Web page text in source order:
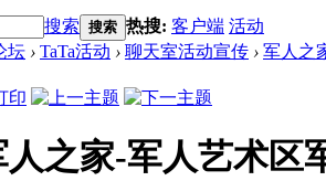
搜索 搜索 热搜: 客户端 活动
坛 › TaTa活动 › 聊天室活动宣传 › 军人之
人之家-军人艺术区